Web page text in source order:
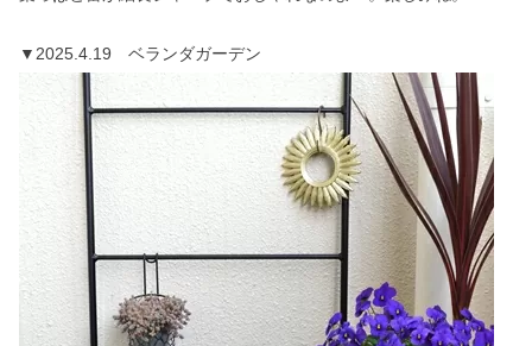
▼2025.4.19 ベランダガーデン